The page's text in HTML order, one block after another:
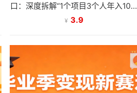
口：深度拆解“1个项目3个人年入1000
W”的极简超盘全模型
¥ 3.9